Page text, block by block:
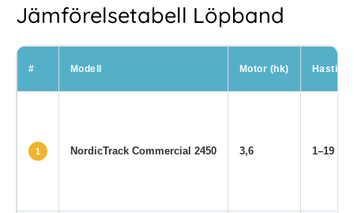
Jämförelsetabell Löpband
# Modell Motor (hk)
1 NordicTrack Commercial 2450 3,6 1–19